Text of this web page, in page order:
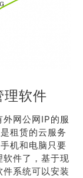
理软件
网公网IP的服
租赁的云服务
机和电脑只要
件了，基于现
系统可以安装